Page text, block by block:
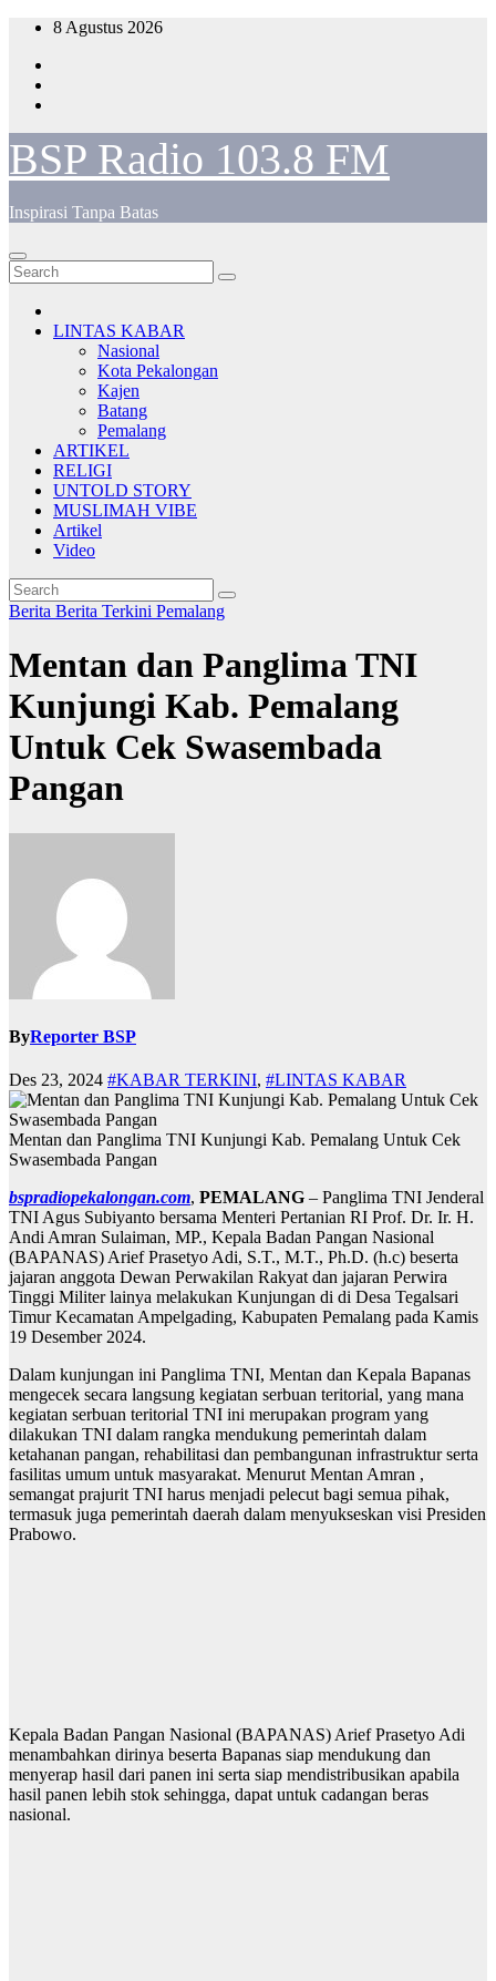
Skip
content
8 Agustus 2026
BSP Radio 103.8 FM
Inspirasi Tanpa Batas
LINTAS KABAR
Nasional
Kota Pekalongan
Kajen
Batang
Pemalang
ARTIKEL
RELIGI
UNTOLD STORY
MUSLIMAH VIBE
Artikel
Video
Berita Berita Terkini Pemalang
Mentan dan Panglima TNI
Kunjungi Kab. Pemalang
Untuk Cek Swasembada
Pangan
ByReporter BSP
Des 23, 2024 #KABAR TERKINI, #LINTAS KABAR
Mentan dan Panglima TNI Kunjungi Kab. Pemalang Untuk Cek
Swasembada Pangan
bspradiopekalongan.com, PEMALANG – Panglima TNI Jenderal
TNI Agus Subiyanto bersama Menteri Pertanian RI Prof. Dr. Ir. H.
Andi Amran Sulaiman, MP., Kepala Badan Pangan Nasional
(BAPANAS) Arief Prasetyo Adi, S.T., M.T., Ph.D. (h.c) beserta
jajaran anggota Dewan Perwakilan Rakyat dan jajaran Perwira
Tinggi Militer lainya melakukan Kunjungan di di Desa Tegalsari
Timur Kecamatan Ampelgading, Kabupaten Pemalang pada Kamis
19 Desember 2024.
Dalam kunjungan ini Panglima TNI, Mentan dan Kepala Bapanas
mengecek secara langsung kegiatan serbuan teritorial, yang mana
kegiatan serbuan teritorial TNI ini merupakan program yang
dilakukan TNI dalam rangka mendukung pemerintah dalam
ketahanan pangan, rehabilitasi dan pembangunan infrastruktur serta
fasilitas umum untuk masyarakat. Menurut Mentan Amran ,
semangat prajurit TNI harus menjadi pelecut bagi semua pihak,
termasuk juga pemerintah daerah dalam menyukseskan visi Presiden
Prabowo.
Kepala Badan Pangan Nasional (BAPANAS) Arief Prasetyo Adi
menambahkan dirinya beserta Bapanas siap mendukung dan
menyerap hasil dari panen ini serta siap mendistribusikan apabila
hasil panen lebih stok sehingga, dapat untuk cadangan beras
nasional.